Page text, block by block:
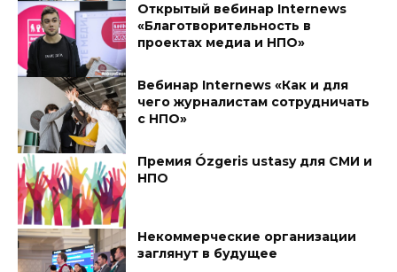
Открытый вебинар Internews
«Благотворительность в
проектах медиа и НПО»
Вебинар Internews «Как и для
чего журналистам сотрудничать
с НПО»
Премия Ózgerіs ustasy для СМИ и
НПО
Некоммерческие организации
заглянут в будущее